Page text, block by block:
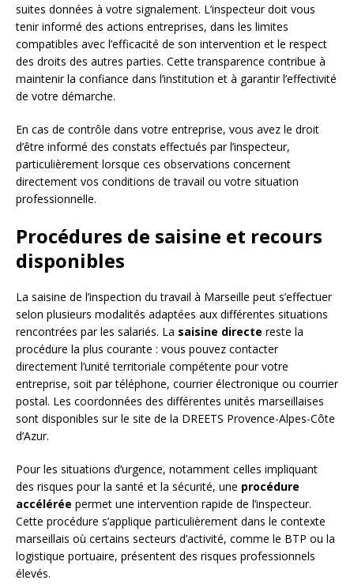
suites données à votre signalement. L’inspecteur doit vous
tenir informé des actions entreprises, dans les limites
compatibles avec l’efficacité de son intervention et le respect
des droits des autres parties. Cette transparence contribue à
maintenir la confiance dans l’institution et à garantir l’effectivité
de votre démarche.
En cas de contrôle dans votre entreprise, vous avez le droit
d’être informé des constats effectués par l’inspecteur,
particulièrement lorsque ces observations concernent
directement vos conditions de travail ou votre situation
professionnelle.
Procédures de saisine et recours
disponibles
La saisine de l’inspection du travail à Marseille peut s’effectuer
selon plusieurs modalités adaptées aux différentes situations
rencontrées par les salariés. La saisine directe reste la
procédure la plus courante : vous pouvez contacter
directement l’unité territoriale compétente pour votre
entreprise, soit par téléphone, courrier électronique ou courrier
postal. Les coordonnées des différentes unités marseillaises
sont disponibles sur le site de la DREETS Provence-Alpes-Côte
d’Azur.
Pour les situations d’urgence, notamment celles impliquant
des risques pour la santé et la sécurité, une procédure
accélérée permet une intervention rapide de l’inspecteur.
Cette procédure s’applique particulièrement dans le contexte
marseillais où certains secteurs d’activité, comme le BTP ou la
logistique portuaire, présentent des risques professionnels
élevés.